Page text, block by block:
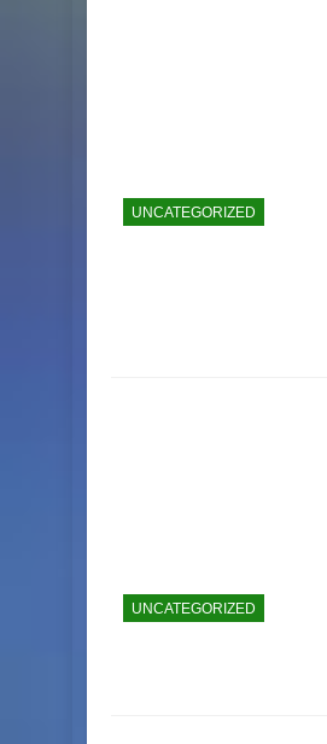
UNCATEGORIZED
UNCATEGORIZED